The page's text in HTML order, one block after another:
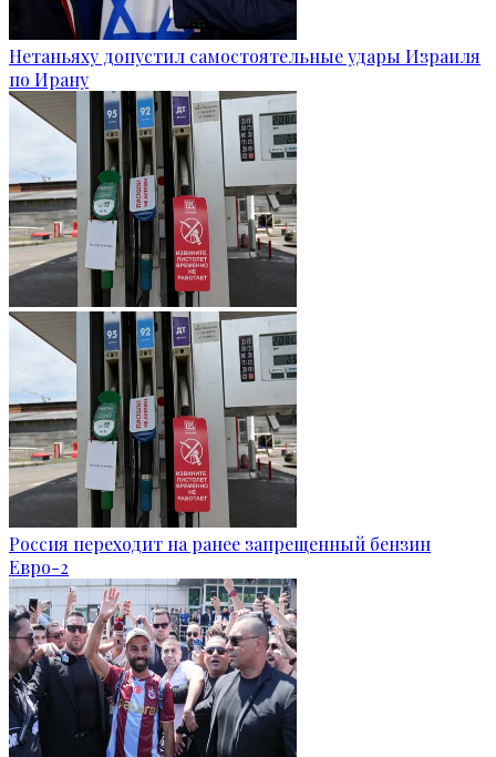
Нетаньяху допустил самостоятельные удары Израиля
по Ирану
Россия переходит на ранее запрещенный бензин
Евро-2